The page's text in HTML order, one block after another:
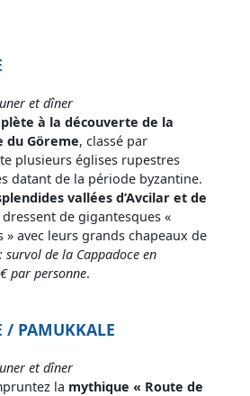
et dîner
à la découverte de la
du Göreme, classé par
plusieurs églises rupestres
datant de la période byzantine.
vallées d’Avcilar et de
de gigantesques «
» avec leurs grands chapeaux de
survol de la Cappadoce en
par personne.
/ PAMUKKALE
et dîner
la mythique « Route de